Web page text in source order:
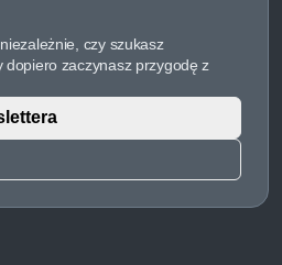
czy szukasz
dopiero zaczynasz przygodę z